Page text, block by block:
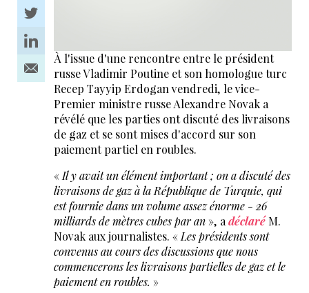
À l'issue d'une rencontre entre le président
russe Vladimir Poutine et son homologue turc
Recep Tayyip Erdogan vendredi, le vice-
Premier ministre russe Alexandre Novak a
révélé que les parties ont discuté des livraisons
de gaz et se sont mises d'accord sur son
paiement partiel en roubles.
« Il y avait un élément important ; on a discuté des
livraisons de gaz à la République de Turquie, qui
est fournie dans un volume assez énorme - 26
milliards de mètres cubes par an», a déclaréM.
Novak aux journalistes. « Les présidents sont
convenus au cours des discussions que nous
commencerons les livraisons partielles de gaz et le
paiement en roubles. »